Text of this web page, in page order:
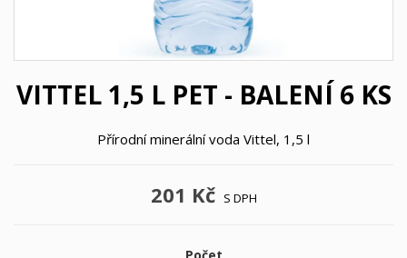
VITTEL 1,5 L PET - BALENÍ 6 KS
Přírodní minerální voda Vittel, 1,5 l
201 Kč S DPH